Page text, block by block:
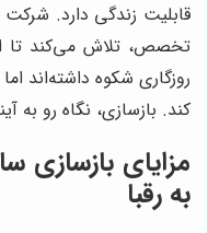
قابلیت زندگی دارد.
تخصص، تلاش می‌کند تا
روزگاری شکوه داشته‌اند
کند. بازسازی، نگاه رو
مزایای بازسازی
به رقبا